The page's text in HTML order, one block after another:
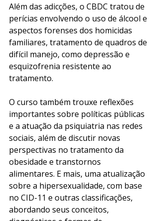
Além das adicções, o CBDC tratou de
perícias envolvendo o uso de álcool e
aspectos forenses dos homicidas
familiares, tratamento de quadros de
difícil manejo, como depressão e
esquizofrenia resistente ao
tratamento.
O curso também trouxe reflexões
importantes sobre políticas públicas
e a atuação da psiquiatria nas redes
sociais, além de discutir novas
perspectivas no tratamento da
obesidade e transtornos
alimentares. E mais, uma atualização
sobre a hipersexualidade, com base
no CID-11 e outras classificações,
abordando seus conceitos,